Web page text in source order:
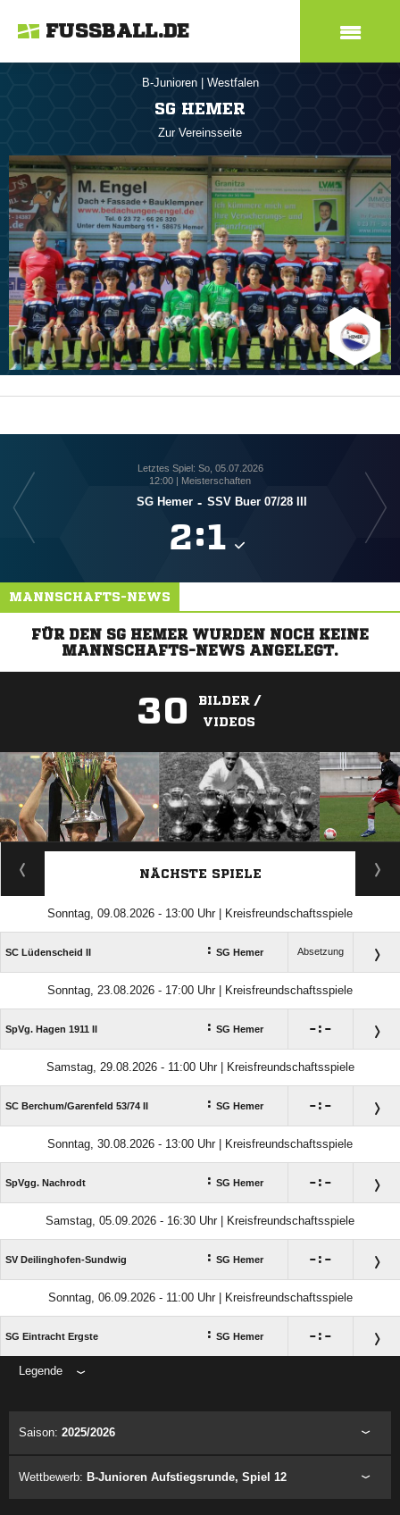
FUSSBALL.DE
B-Junioren Westfalen
SG HEMER
Zur Vereinsseite
Letztes Spiel: So, 05.07.2026
12:00 | Meisterschaften
SG Hemer - SSV Buer 07/​28 III
:
MANNSCHAFTS-NEWS
FÜR DEN SG HEMER WURDEN NOCH KEINE
MANNSCHAFTS-NEWS ANGELEGT.
30
BILDER /
VIDEOS
ANZEIGE
NÄCHSTE SPIELE
Sonntag, 09.08.2026 - 13:00 Uhr | Kreisfreundschaftsspiele
SC Lüdenscheid II : SG Hemer Absetzung
Sonntag, 23.08.2026 - 17:00 Uhr | Kreisfreundschaftsspiele
SpVg. Hagen 1911 II : SG Hemer : 
Samstag, 29.08.2026 - 11:00 Uhr | Kreisfreundschaftsspiele
SC Berchum/​Garenfeld 53/​74 II : SG Hemer : 
Sonntag, 30.08.2026 - 13:00 Uhr | Kreisfreundschaftsspiele
SpVgg. Nachrodt : SG Hemer : 
Samstag, 05.09.2026 - 16:30 Uhr | Kreisfreundschaftsspiele
SV Deilinghofen-Sundwig : SG Hemer : 
Sonntag, 06.09.2026 - 11:00 Uhr | Kreisfreundschaftsspiele
SG Eintracht Ergste : SG Hemer : 
Legende
Saison: 2025/2026
Wettbewerb: B-Junioren Aufstiegsrunde, Spiel 12